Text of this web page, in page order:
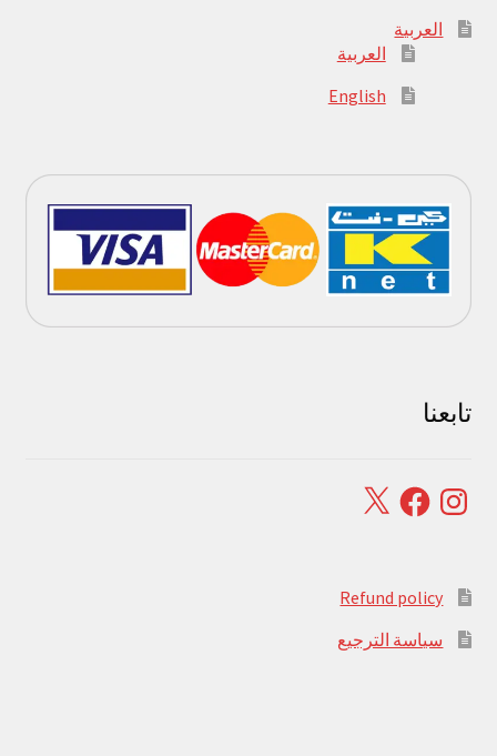
العربية
العربية
English
تابعنا
Instagram
Facebook
X
Refund policy
سياسة الترجيع